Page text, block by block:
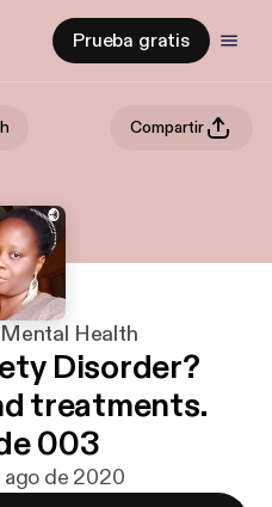
Prueba gratis
Compartir
Mental Health
Disorder?
treatments.
003
ago de 2020